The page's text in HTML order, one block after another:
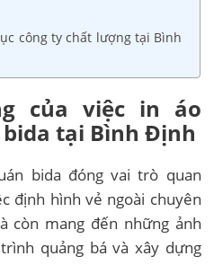
công ty chất lượng tại Bình
của việc in áo
tại Bình Định
bida đóng vai trò quan
định hình vẻ ngoài chuyên
còn mang đến những ảnh
quảng bá và xây dựng